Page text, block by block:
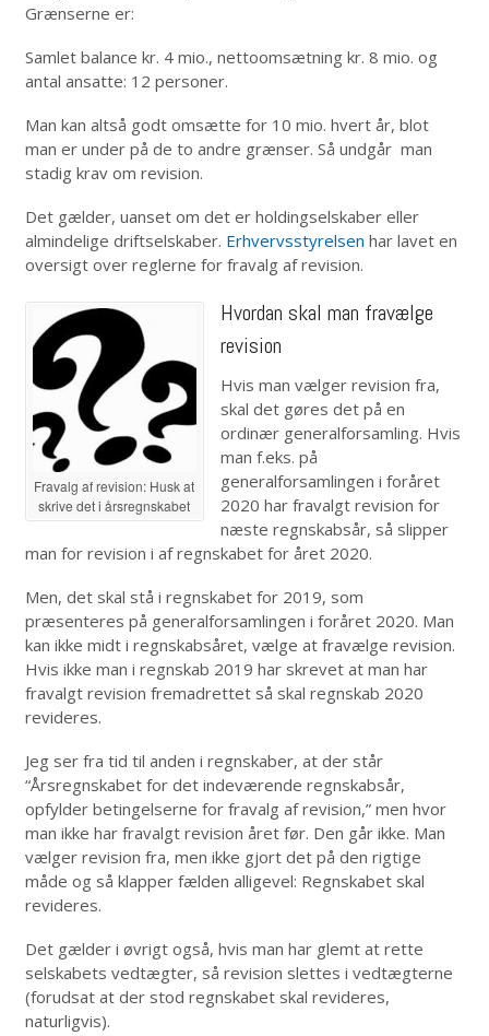
Grænserne er:
Samlet balance kr. 4 mio., nettoomsætning kr. 8 mio. og
antal ansatte: 12 personer.
Man kan altså godt omsætte for 10 mio. hvert år, blot
man er under på de to andre grænser. Så undgår man
stadig krav om revision.
Det gælder, uanset om det er holdingselskaber eller
almindelige driftselskaber. Erhvervsstyrelsen har lavet en
oversigt over reglerne for fravalg af revision.
Fravalg af revision: Husk at
skrive det i årsregnskabet
Hvordan skal man fravælge
revision
Hvis man vælger revision fra,
skal det gøres det på en
ordinær generalforsamling. Hvis
man f.eks. på
generalforsamlingen i foråret
2020 har fravalgt revision for
næste regnskabsår, så slipper
man for revision i af regnskabet for året 2020.
Men, det skal stå i regnskabet for 2019, som
præsenteres på generalforsamlingen i foråret 2020. Man
kan ikke midt i regnskabsåret, vælge at fravælge revision.
Hvis ikke man i regnskab 2019 har skrevet at man har
fravalgt revision fremadrettet så skal regnskab 2020
revideres.
Jeg ser fra tid til anden i regnskaber, at der står
“Årsregnskabet for det indeværende regnskabsår,
opfylder betingelserne for fravalg af revision,” men hvor
man ikke har fravalgt revision året før. Den går ikke. Man
vælger revision fra, men ikke gjort det på den rigtige
måde og så klapper fælden alligevel: Regnskabet skal
revideres.
Det gælder i øvrigt også, hvis man har glemt at rette
selskabets vedtægter, så revision slettes i vedtægterne
(forudsat at der stod regnskabet skal revideres,
naturligvis).